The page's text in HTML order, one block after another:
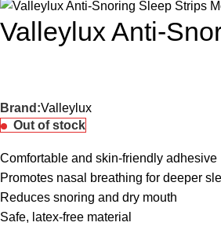
Valleylux Anti-
Brand:Valleylux
Out of stock
Comfortable and skin-friendly adhesive
Promotes nasal breathing for deeper
Reduces snoring and dry mouth
Safe, latex-free material